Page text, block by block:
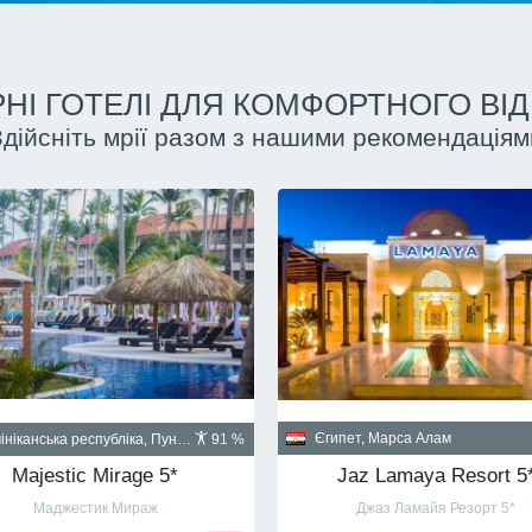
ГОТЕЛІ ДЛЯ КОМФОРТНОГО
мрії разом з нашими
90 %
Шарм-эль-Шейх
Montazah Ras Nasrani Bay
Куба, Гавана
Santa Isabel 5*